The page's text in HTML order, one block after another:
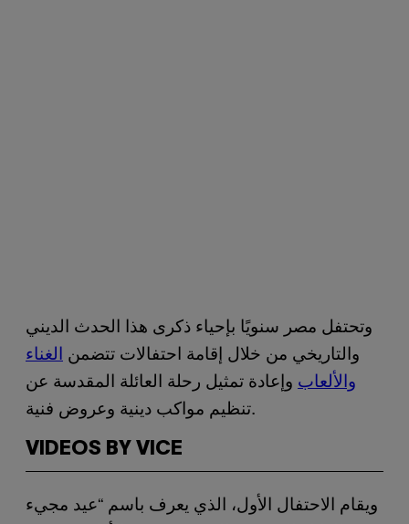
وتحتفل مصر سنويًا بإحياء ذكرى هذا الحدث الديني
والتاريخي من خلال إقامة احتفالات تتضمن الغناء
والألعاب وإعادة تمثيل رحلة العائلة المقدسة عن
تنظيم مواكب دينية وعروض فنية.
VIDEOS BY VICE
ويقام الاحتفال الأول، الذي يعرف باسم “عيد مجيء